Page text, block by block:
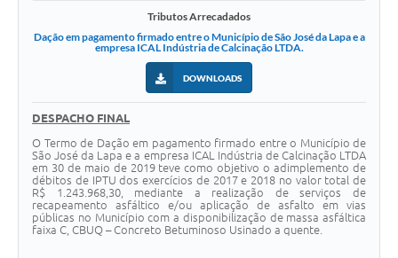
Tributos Arrecadados
Dação em pagamento firmado entre o Município de São José da Lapa e a
empresa ICAL Indústria de Calcinação LTDA.
DOWNLOADS
DESPACHO FINAL
O Termo de Dação em pagamento firmado entre o Município de
São José da Lapa e a empresa ICAL Indústria de Calcinação LTDA
em 30 de maio de 2019 teve como objetivo o adimplemento de
débitos de IPTU dos exercícios de 2017 e 2018 no valor total de
R$ 1.243.968,30, mediante a realização de serviços de
recapeamento asfáltico e/ou aplicação de asfalto em vias
públicas no Município com a disponibilização de massa asfáltica
faixa C, CBUQ – Concreto Betuminoso Usinado a quente.